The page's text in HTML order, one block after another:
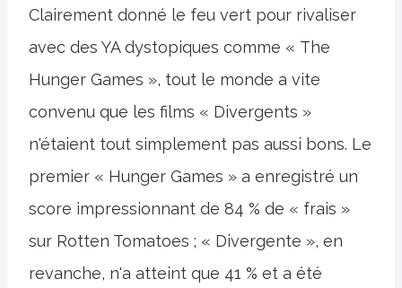
Clairement donné le feu vert pour rivaliser
avec des YA dystopiques comme « The
Hunger Games », tout le monde a vite
convenu que les films « Divergents »
n'étaient tout simplement pas aussi bons. Le
premier « Hunger Games » a enregistré un
score impressionnant de 84 % de « frais »
sur Rotten Tomatoes ; « Divergente », en
revanche, n'a atteint que 41 % et a été